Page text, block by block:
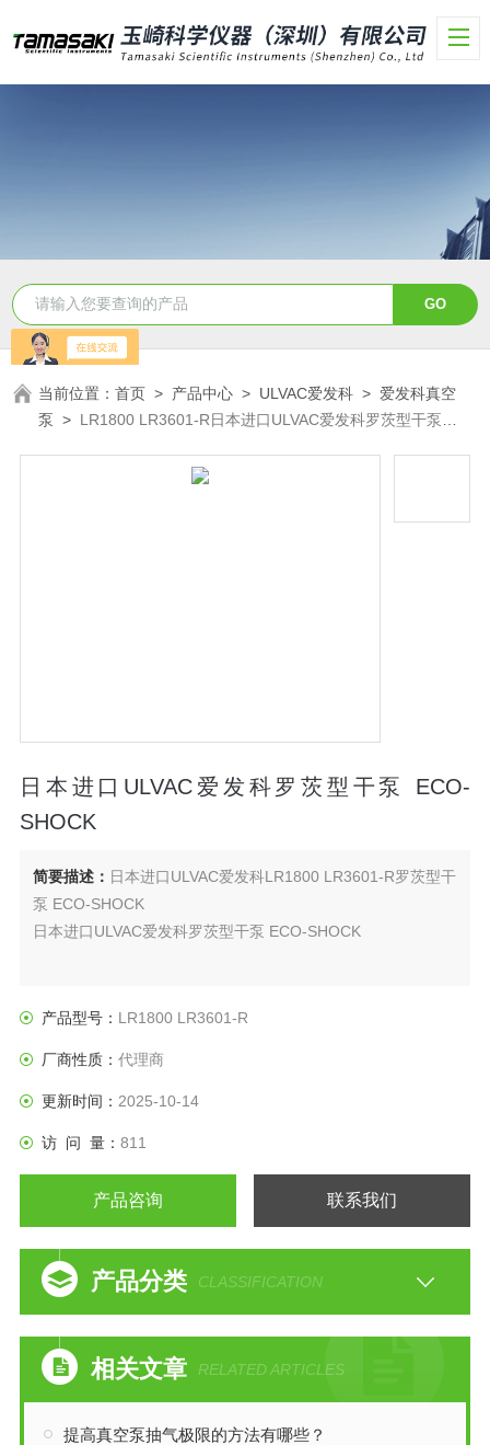
当前位置：首页 > 产品中心 > ULVAC爱发科 > 爱发科真空
泵 > LR1800 LR3601-R日本进口ULVAC爱发科罗茨型干泵
日本进口ULVAC爱发科罗茨型干泵 ECO-
SHOCK
简要描述： 日本进口ULVAC爱发科LR1800 LR3601-R罗茨型干
泵 ECO-SHOCK
日本进口ULVAC爱发科罗茨型干泵 ECO-SHOCK
产品型号： LR1800 LR3601-R
厂商性质： 代理商
更新时间： 2025-10-14
访 问 量： 811
产品咨询 联系我们
产品分类 CLASSIFICATION
相关文章 RELATED ARTICLES
提高真空泵抽气极限的方法有哪些？